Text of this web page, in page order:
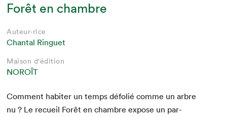
Forêt en chambre
Auteur·rice
Chantal Ringuet
Maison d'édition
NOROÎT
Com­ment habiter un temps défolié comme un arbre
nu ? Le recueil Forêt en cham­bre expose un par­